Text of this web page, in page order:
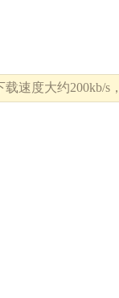
速度大约200kb/